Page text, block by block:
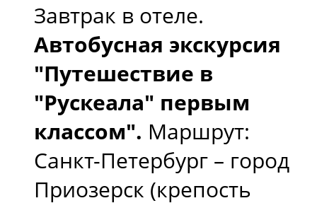
Завтрак в отеле.
Автобусная экскурсия
"Путешествие в
"Рускеала" первым
классом". Маршрут:
Санкт-Петербург – город
Приозерск (крепость